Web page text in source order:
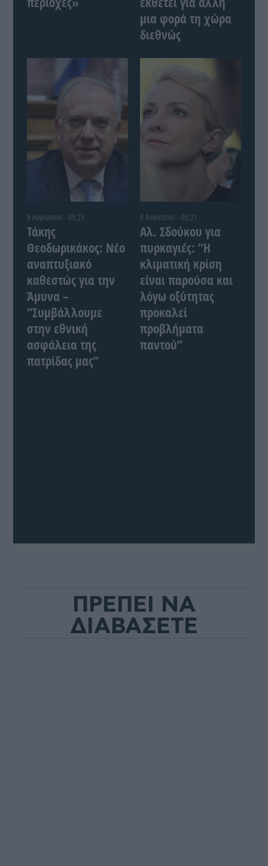
μια φορά τη χώρα
διεθνώς
8 Αυγούστου - 09:23
Τάκης
Θεοδωρικάκος: Νέο
αναπτυξιακό
καθεστώς για την
Άμυνα –
“Συμβάλλουμε
στην εθνική
ασφάλεια της
πατρίδας μας”
8 Αυγούστου - 09:21
Αλ. Σδούκου για
πυρκαγιές: “Η
κλιματική κρίση
είναι παρούσα και
λόγω οξύτητας
προκαλεί
προβλήματα
παντού”
ΠΡΕΠΕΙ ΝΑ
ΔΙΑΒΑΣΕΤΕ